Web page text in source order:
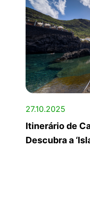
27.10.2025
Itinerário de
Descubra a